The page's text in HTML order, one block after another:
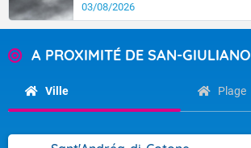
03/08/2026
A PROXIMITÉ DE SAN-GIULIANO
Ville Plage